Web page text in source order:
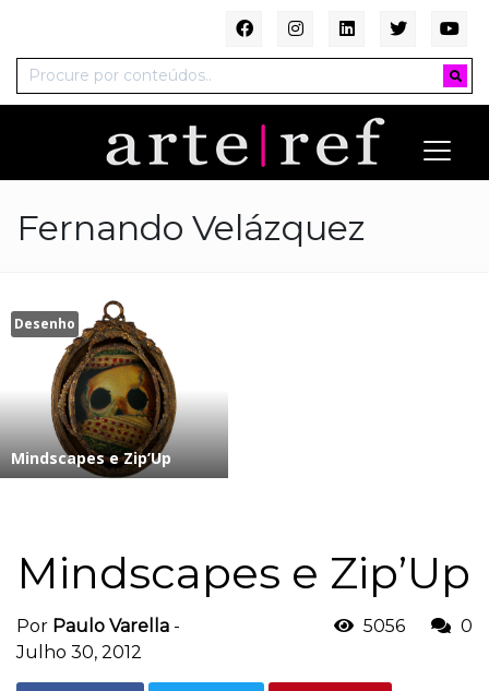
Fernando Velázquez
Desenho
Mindscapes e Zip’Up
Mindscapes e Zip’Up
Por Paulo Varella -
Julho 30, 2012
5056 0